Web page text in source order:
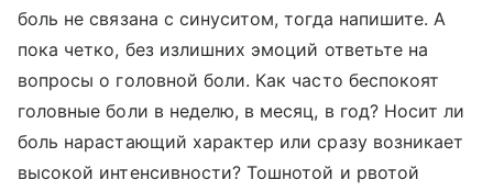
боль не связана с синуситом, тогда напишите. А
пока четко, без излишних эмоций ответьте на
вопросы о головной боли. Как часто беспокоят
головные боли в неделю, в месяц, в год? Носит ли
боль нарастающий характер или сразу возникает
высокой интенсивности? Тошнотой и рвотой